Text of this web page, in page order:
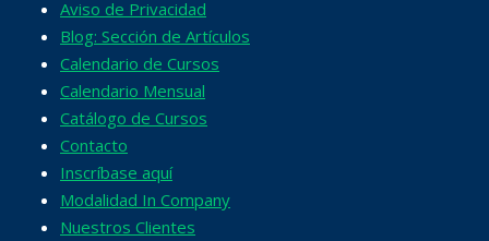
Aviso de Privacidad
Blog: Sección de Artículos
Calendario de Cursos
Calendario Mensual
Catálogo de Cursos
Contacto
Inscríbase aquí
Modalidad In Company
Nuestros Clientes